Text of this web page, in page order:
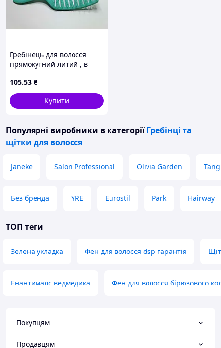
Гребінець для волосся
прямокутний литий , в
210501 ТМ EСТЕТ
105.53 ₴
Купити
Популярні виробники в категорії Гребінці та
щітки для волосся
Janeke Salon Professional Olivia Garden
Без бренда YRE Eurostil Park Hairway
ТОП теги
Зелена укладка Фен для волосся dsp гарантія
Енантималс ведмедика Фен для волосся бірюзового
Покупцям
Продавцям